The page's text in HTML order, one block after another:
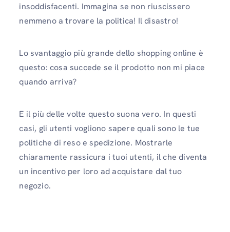
insoddisfacenti. Immagina se non riuscissero
nemmeno a trovare la politica! Il disastro!
Lo svantaggio più grande dello shopping online è
questo: cosa succede se il prodotto non mi piace
quando arriva?
E il più delle volte questo suona vero. In questi
casi, gli utenti vogliono sapere quali sono le tue
politiche di reso e spedizione. Mostrarle
chiaramente rassicura i tuoi utenti, il che diventa
un incentivo per loro ad acquistare dal tuo
negozio.